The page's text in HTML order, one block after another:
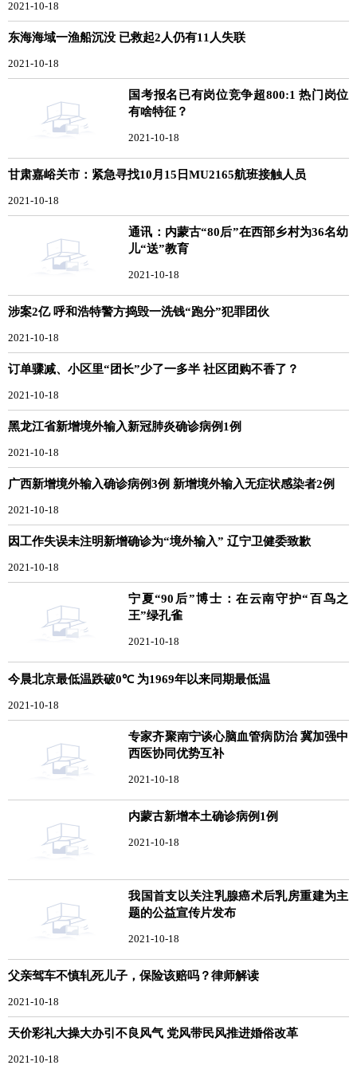
2021-10-18
东海海域一渔船沉没 已救起2人仍有11人失联
2021-10-18
国考报名已有岗位竞争超800:1 热门岗位
有啥特征？
2021-10-18
甘肃嘉峪关市：紧急寻找10月15日MU2165航班接触人员
2021-10-18
通讯：内蒙古“80后”在西部乡村为36名幼
儿“送”教育
2021-10-18
涉案2亿 呼和浩特警方捣毁一洗钱“跑分”犯罪团伙
2021-10-18
订单骤减、小区里“团长”少了一多半 社区团购不香了？
2021-10-18
黑龙江省新增境外输入新冠肺炎确诊病例1例
2021-10-18
广西新增境外输入确诊病例3例 新增境外输入无症状感染者2例
2021-10-18
因工作失误未注明新增确诊为“境外输入” 辽宁卫健委致歉
2021-10-18
宁夏“90后”博士：在云南守护“百鸟之
王”绿孔雀
2021-10-18
今晨北京最低温跌破0℃ 为1969年以来同期最低温
2021-10-18
专家齐聚南宁谈心脑血管病防治 冀加强中
西医协同优势互补
2021-10-18
内蒙古新增本土确诊病例1例
2021-10-18
我国首支以关注乳腺癌术后乳房重建为主
题的公益宣传片发布
2021-10-18
父亲驾车不慎轧死儿子，保险该赔吗？律师解读
2021-10-18
天价彩礼大操大办引不良风气 党风带民风推进婚俗改革
2021-10-18